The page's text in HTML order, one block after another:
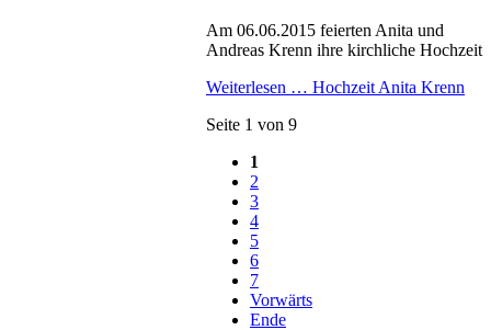
Am 06.06.2015 feierten Anita und
Andreas Krenn ihre kirchliche Hochzeit
Weiterlesen … Hochzeit Anita Krenn
Seite 1 von 9
1
2
3
4
5
6
7
Vorwärts
Ende